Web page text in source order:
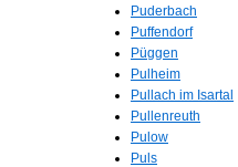
Puderbach
Puffendorf
Püggen
Pulheim
Pullach im Isartal
Pullenreuth
Pulow
Puls